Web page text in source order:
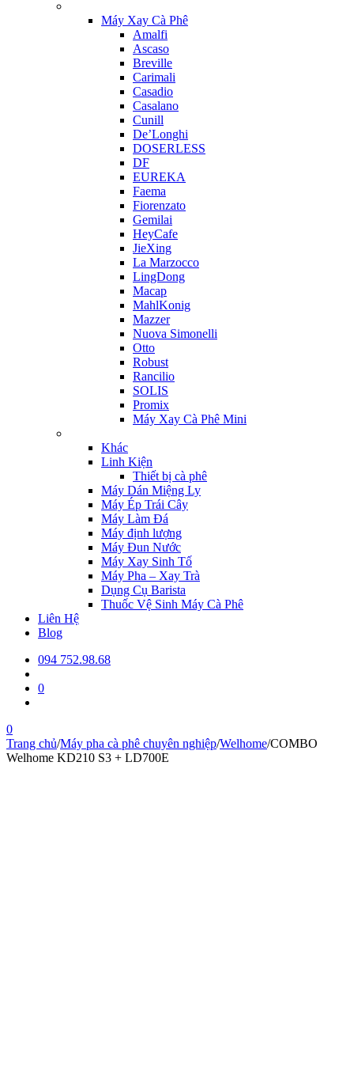
Máy Xay Cà Phê
Amalfi
Ascaso
Breville
Carimali
Casadio
Casalano
Cunill
De’Longhi
DOSERLESS
DF
EUREKA
Faema
Fiorenzato
Gemilai
HeyCafe
JieXing
La Marzocco
LingDong
Macap
MahlKonig
Mazzer
Nuova Simonelli
Otto
Robust
Rancilio
SOLIS
Promix
Máy Xay Cà Phê Mini
Khác
Linh Kiện
Thiết bị cà phê
Máy Dán Miệng Ly
Máy Ép Trái Cây
Máy Làm Đá
Máy định lượng
Máy Đun Nước
Máy Xay Sinh Tố
Máy Pha – Xay Trà
Dụng Cụ Barista
Thuốc Vệ Sinh Máy Cà Phê
Liên Hệ
Blog
094 752.98.68
0
0
Trang chủ/Máy pha cà phê chuyên nghiệp/Welhome/COMBO
Welhome KD210 S3 + LD700E